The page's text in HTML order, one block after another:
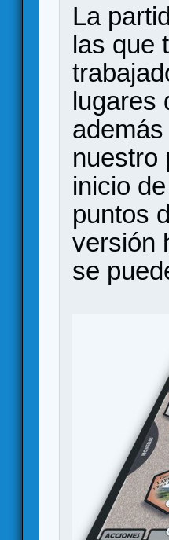
La
las que
lugares
nuestro
inicio
puntos
versión
se